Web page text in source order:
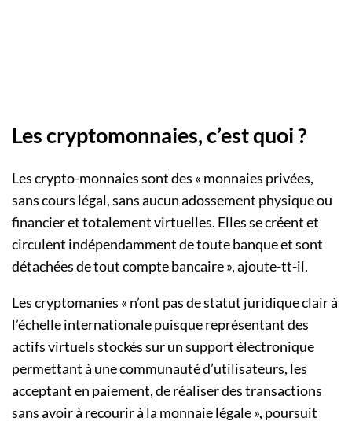
Les cryptomonnaies, c’est quoi ?
Les crypto-monnaies sont des « monnaies privées,
sans cours légal, sans aucun adossement physique ou
financier et totalement virtuelles. Elles se créent et
circulent indépendamment de toute banque et sont
détachées de tout compte bancaire », ajoute-tt-il.
Les cryptomanies « n’ont pas de statut juridique clair à
l’échelle internationale puisque représentant des
actifs virtuels stockés sur un support électronique
permettant à une communauté d’utilisateurs, les
acceptant en paiement, de réaliser des transactions
sans avoir à recourir à la monnaie légale », poursuit